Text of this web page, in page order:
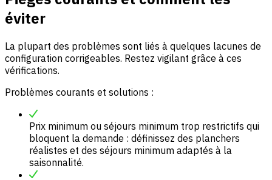
éviter
La plupart des problèmes sont liés à quelques lacunes de
configuration corrigeables. Restez vigilant grâce à ces
vérifications.
Problèmes courants et solutions :
Prix minimum ou séjours minimum trop restrictifs qui
bloquent la demande : définissez des planchers
réalistes et des séjours minimum adaptés à la
saisonnalité.